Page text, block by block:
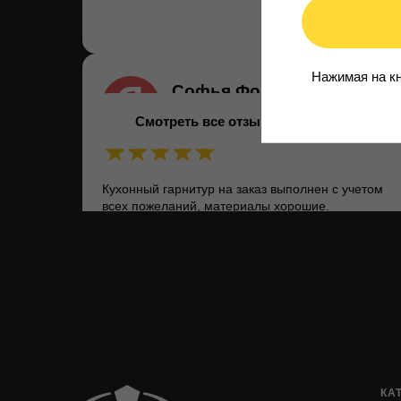
Софья Фомина
Кухонный гарнитур на заказ выполнен с учетом
всех пожеланий, материалы хорошие.
13.06.2025 наЯндекс
Смотреть все отзывы
Нажимая на